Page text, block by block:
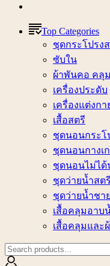
Top Categories
ชุดกระโปรง
ซับใน
ผ้าพันคอ คลุ
เครื่องประดับ
เครื่องแต่งก
เสื้อสตรี
ชุดนอนกระโ
ชุดนอนกางเ
ชุดนอนไม่ได้
ชุดว่ายน้ำสตรี
ชุดว่ายน้ำชาย
เสื้อคลุมอาบ
เสื้อคลุมและ